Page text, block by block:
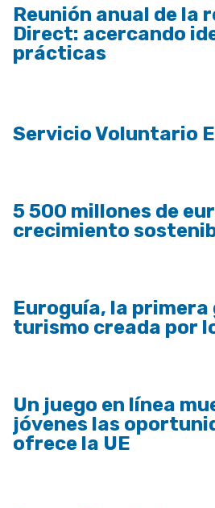
Reunión anual de la
Direct: acercando
prácticas
Servicio Voluntario
5 500 millones de
crecimiento
Euroguía, la primera
turismo creada por
Un juego en línea
jóvenes las
ofrece la UE